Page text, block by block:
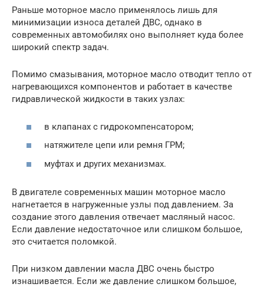
Раньше моторное масло применялось лишь для
минимизации износа деталей ДВС, однако в
современных автомобилях оно выполняет куда более
широкий спектр задач.
Помимо смазывания, моторное масло отводит тепло от
нагревающихся компонентов и работает в качестве
гидравлической жидкости в таких узлах:
в клапанах с гидрокомпенсатором;
натяжителе цепи или ремня ГРМ;
муфтах и других механизмах.
В двигателе современных машин моторное масло
нагнетается в нагруженные узлы под давлением. За
создание этого давления отвечает масляный насос.
Если давление недостаточное или слишком большое,
это считается поломкой.
При низком давлении масла ДВС очень быстро
изнашивается. Если же давление слишком большое,